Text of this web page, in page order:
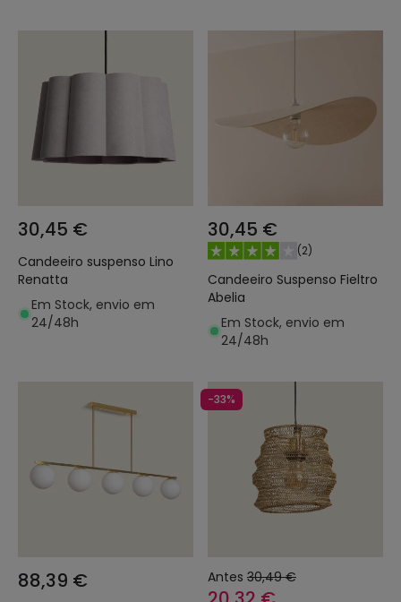
30,45 €
Candeeiro suspenso Lino
Renatta
Em Stock, envio em
24/48h
30,45 €
(2)
Candeeiro Suspenso Fieltro
Abelia
Em Stock, envio em
24/48h
88,39 €
-33%
Antes 30,49 €